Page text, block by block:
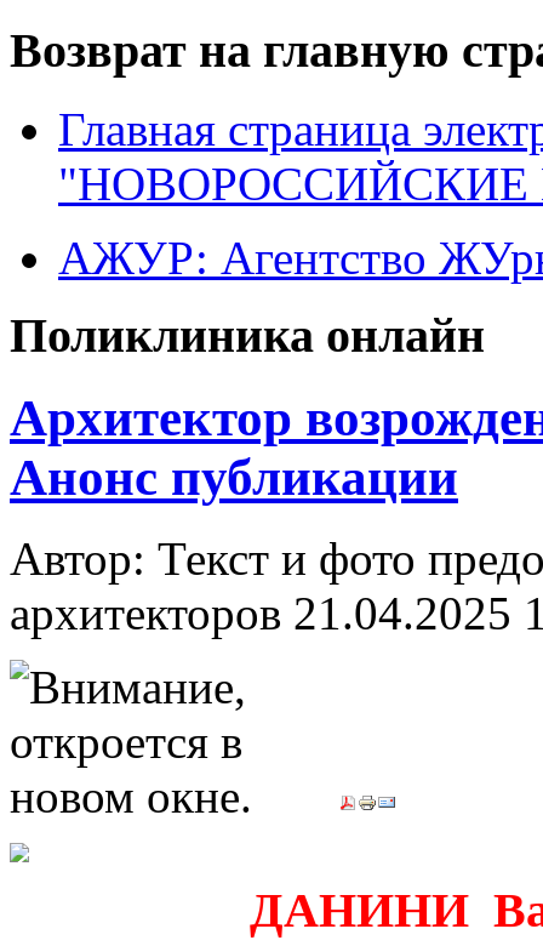
Возврат на главную
Главная страница
"НОВОРОССИЙСКИЕ
АЖУР: Агентство
Поликлиника онлайн
Архитектор
Анонс публикации
Автор: Текст и фото
архитекторов 21.04.2025
ДАНИНИ